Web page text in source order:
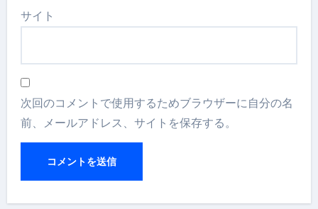
サイト
次回のコメントで使用するためブラウザーに自分の名
前、メールアドレス、サイトを保存する。